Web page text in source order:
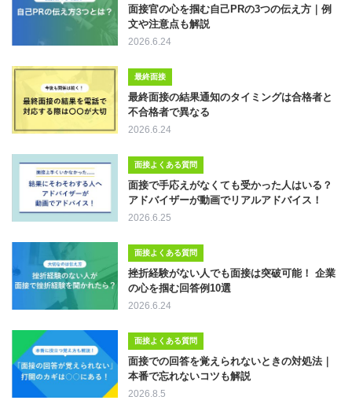
面接官の心を掴む自己PRの3つの伝え方｜例
文や注意点も解説
2026.6.24
最終面接
最終面接の結果通知のタイミングは合格者と
不合格者で異なる
2026.6.24
面接よくある質問
面接で手応えがなくても受かった人はいる？
アドバイザーが動画でリアルアドバイス！
2026.6.25
面接よくある質問
挫折経験がない人でも面接は突破可能！ 企業
の心を掴む回答例10選
2026.6.24
面接よくある質問
面接での回答を覚えられないときの対処法｜
本番で忘れないコツも解説
2026.8.5